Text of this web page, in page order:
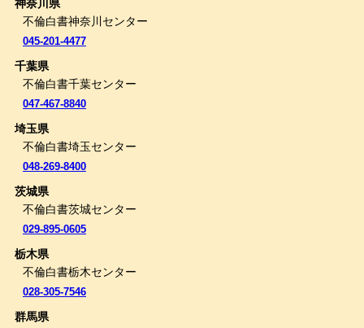
神奈川県
不倫白書神奈川センター
045-201-4477
千葉県
不倫白書千葉センター
047-467-8840
埼玉県
不倫白書埼玉センター
048-269-8400
茨城県
不倫白書茨城センター
029-895-0605
栃木県
不倫白書栃木センター
028-305-7546
群馬県